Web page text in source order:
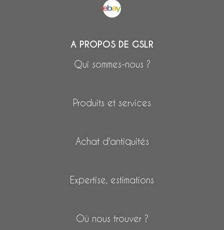
A PROPOS DE GSLR
Qui sommes-nous ?
Produits et services
Achat d'antiquités
Expertise, estimations
Où nous trouver ?